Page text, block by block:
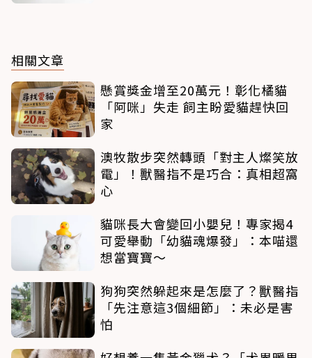
相關文章
懸賞獎金增至20萬元！彰化橘貓
「阿咪」失走 飼主盼愛貓趕快回
家
澳牧散步突然轉頭「對主人燦笑放
電」！獸醫指不是巧合：真相超窩
心
貓咪長大會變回小嬰兒！專家揭4
可愛舉動「幼貓魂爆發」：本喵還
想當寶寶～
狗狗突然躲起來是怎麼了？獸醫指
「先注意這3個細節」：未必是害
怕